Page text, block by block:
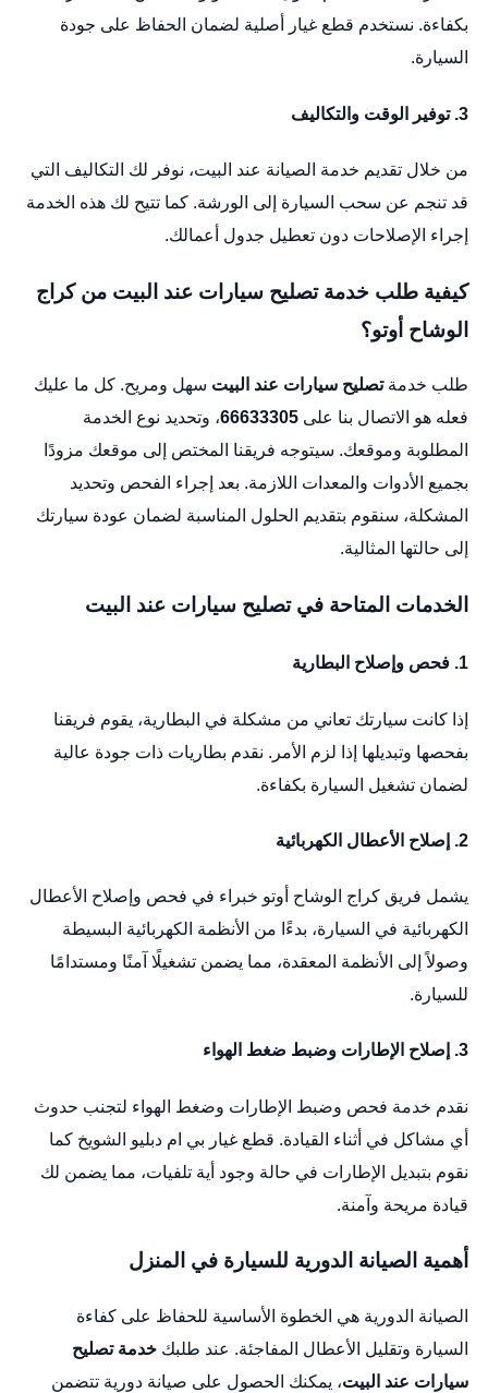
بكفاءة. نستخدم قطع غيار أصلية لضمان الحفاظ على جودة
السيارة.
3. توفير الوقت والتكاليف
من خلال تقديم خدمة الصيانة عند البيت، نوفر لك التكاليف التي
قد تنجم عن سحب السيارة إلى الورشة. كما تتيح لك هذه الخدمة
إجراء الإصلاحات دون تعطيل جدول أعمالك.
كيفية طلب خدمة تصليح سيارات عند البيت من كراج
الوشاح أوتو؟
طلب خدمةتصليح سيارات عند البيت سهل ومريح. كل ما عليك
فعله هو الاتصال بنا على 66633305، وتحديد نوع الخدمة
المطلوبة وموقعك. سيتوجه فريقنا المختص إلى موقعك مزودًا
بجميع الأدوات والمعدات اللازمة. بعد إجراء الفحص وتحديد
المشكلة، سنقوم بتقديم الحلول المناسبة لضمان عودة سيارتك
إلى حالتها المثالية.
الخدمات المتاحة في تصليح سيارات عند البيت
1. فحص وإصلاح البطارية
إذا كانت سيارتك تعاني من مشكلة في البطارية، يقوم فريقنا
بفحصها وتبديلها إذا لزم الأمر. نقدم بطاريات ذات جودة عالية
لضمان تشغيل السيارة بكفاءة.
2. إصلاح الأعطال الكهربائية
يشمل فريق كراج الوشاح أوتو خبراء في فحص وإصلاح الأعطال
الكهربائية في السيارة، بدءًا من الأنظمة الكهربائية البسيطة
وصولاً إلى الأنظمة المعقدة، مما يضمن تشغيلًا آمنًا ومستدامًا
للسيارة.
3. إصلاح الإطارات وضبط ضغط الهواء
نقدم خدمة فحص وضبط الإطارات وضغط الهواء لتجنب حدوث
أي مشاكل في أثناء القيادة. قطع غيار بي ام دبليو الشويخ كما
نقوم بتبديل الإطارات في حالة وجود أية تلفيات، مما يضمن لك
قيادة مريحة وآمنة.
أهمية الصيانة الدورية للسيارة في المنزل
الصيانة الدورية هي الخطوة الأساسية للحفاظ على كفاءة
السيارة وتقليل الأعطال المفاجئة. عند طلبك خدمة تصليح
سيارات عند البيت، يمكنك الحصول على صيانة دورية تتضمن